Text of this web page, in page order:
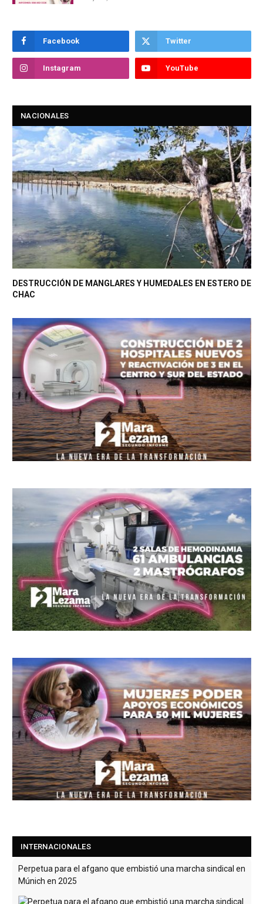
Facebook Twitter
Instagram YouTube
NACIONALES
DESTRUCCIÓN DE MANGLARES Y HUMEDALES EN ESTERO DE
CHAC
INTERNACIONALES
Perpetua para el afgano que embistió una marcha sindical en
Múnich en 2025